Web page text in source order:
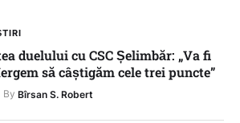
duelului cu CSC Șelimbăr: „Va fi
să câștigăm cele trei puncte”
By Bîrsan S. Robert